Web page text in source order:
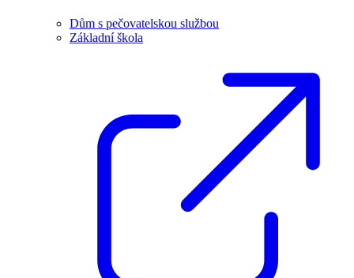
Dům s pečovatelskou službou
Základní škola